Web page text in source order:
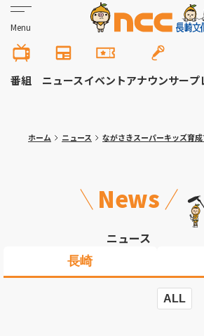
Menu
番組 ニュースイベントアナウンサープ
ホーム ニュース ながさきスーパーキッズ育成プロ
News
ニュース
長崎
ALL